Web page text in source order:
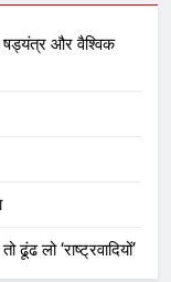
और वैश्विक
ढूंढ लो ‘राष्ट्रवादियों’